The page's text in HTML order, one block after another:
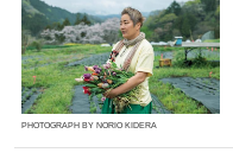
PHOTOGRAPH BY NORIO KIDERA